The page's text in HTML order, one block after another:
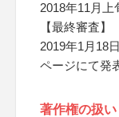
2018年11月
【最終審査】
2019年1月18
ページにて発
著作権の扱い